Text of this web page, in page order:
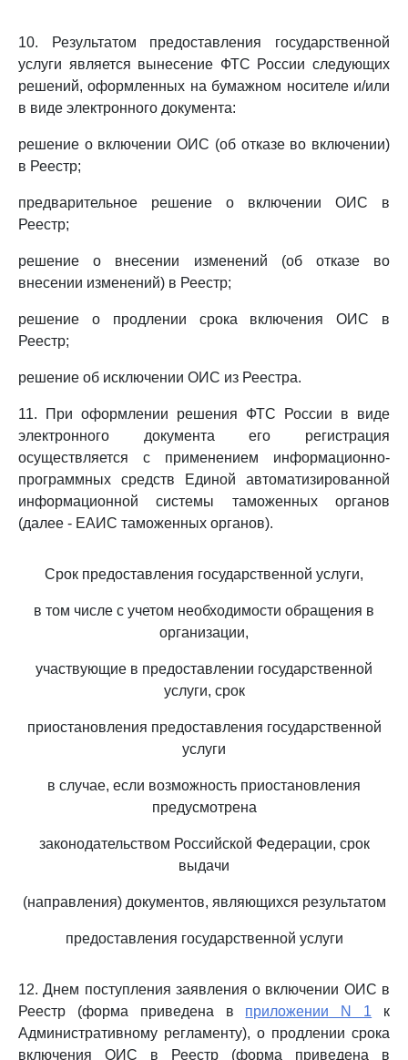
10. Результатом предоставления государственной
услуги является вынесение ФТС России следующих
решений, оформленных на бумажном носителе и/или
в виде электронного документа:
решение о включении ОИС (об отказе во включении)
в Реестр;
предварительное решение о включении ОИС в
Реестр;
решение о внесении изменений (об отказе во
внесении изменений) в Реестр;
решение о продлении срока включения ОИС в
Реестр;
решение об исключении ОИС из Реестра.
11. При оформлении решения ФТС России в виде
электронного документа его регистрация
осуществляется с применением информационно-
программных средств Единой автоматизированной
информационной системы таможенных органов
(далее - ЕАИС таможенных органов).
Срок предоставления государственной услуги,
в том числе с учетом необходимости обращения в
организации,
участвующие в предоставлении государственной
услуги, срок
приостановления предоставления государственной
услуги
в случае, если возможность приостановления
предусмотрена
законодательством Российской Федерации, срок
выдачи
(направления) документов, являющихся результатом
предоставления государственной услуги
12. Днем поступления заявления о включении ОИС в
Реестр (форма приведена в приложении N 1 к
Административному регламенту), о продлении срока
включения ОИС в Реестр (форма приведена в